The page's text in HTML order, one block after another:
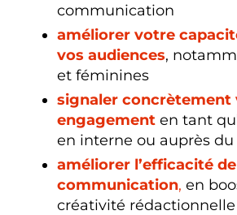
communication
améliorer votre
vos audiences,
et féminines
signaler concrètement
engagement en tant
en interne ou auprès
améliorer l’efficacité
communication, en
créativité rédactionnelle